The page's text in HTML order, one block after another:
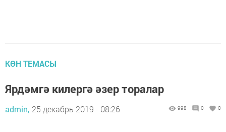
КӨН ТЕМАСЫ
Ярдәмгә килергә әзер торалар
admin, 25 декабрь 2019 - 08:26 998 0 0